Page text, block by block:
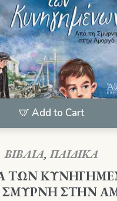
Add to Cart
ΒΙΒΛΙΑ,ΠΑΙΔΙΚΑ
ΤΩΝ
ΣΤΗΝ